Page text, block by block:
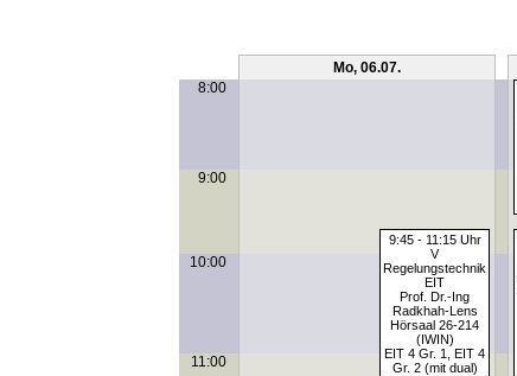
Mo, 06.07.
8:00
9:00
9:45 - 11:15 Uhr
V
Regelungstechnik
EIT
Prof. Dr.-Ing
Radkhah-Lens
Hörsaal 26-214
(IWIN)
EIT 4 Gr. 1, EIT 4
Gr. 2 (mit dual)
10:00
11:00